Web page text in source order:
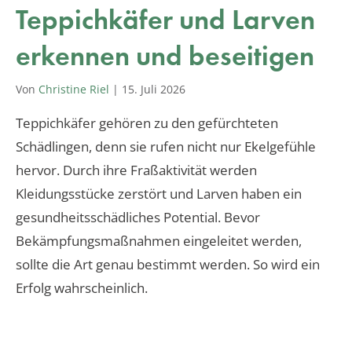
Teppichkäfer und Larven
erkennen und beseitigen
Von Christine Riel | 15. Juli 2026
Teppichkäfer gehören zu den gefürchteten
Schädlingen, denn sie rufen nicht nur Ekelgefühle
hervor. Durch ihre Fraßaktivität werden
Kleidungsstücke zerstört und Larven haben ein
gesundheitsschädliches Potential. Bevor
Bekämpfungsmaßnahmen eingeleitet werden,
sollte die Art genau bestimmt werden. So wird ein
Erfolg wahrscheinlich.